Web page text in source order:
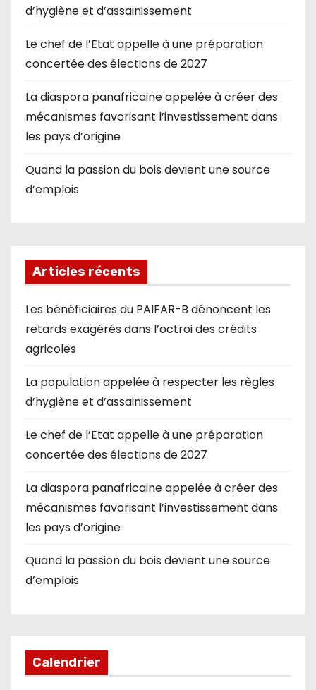
d’hygiène et d’assainissement
Le chef de l’Etat appelle à une préparation
concertée des élections de 2027
La diaspora panafricaine appelée à créer des
mécanismes favorisant l’investissement dans
les pays d’origine
Quand la passion du bois devient une source
d’emplois
Articles récents
Les bénéficiaires du PAIFAR-B dénoncent les
retards exagérés dans l’octroi des crédits
agricoles
La population appelée à respecter les règles
d’hygiène et d’assainissement
Le chef de l’Etat appelle à une préparation
concertée des élections de 2027
La diaspora panafricaine appelée à créer des
mécanismes favorisant l’investissement dans
les pays d’origine
Quand la passion du bois devient une source
d’emplois
Calendrier